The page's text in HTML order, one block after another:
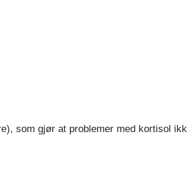
som gjør at problemer med kortisol